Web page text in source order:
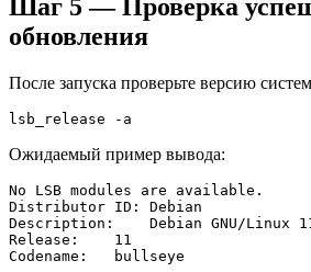
Шаг 5 — Проверка
обновления
После запуска проверьте версию
lsb_release -a
Ожидаемый пример вывода:
No LSB modules are available.
Distributor ID: Debian
Description:    Debian GNU/Linux
Release:    11
Codename:   bullseye